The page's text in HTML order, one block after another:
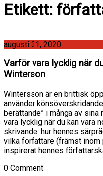
Etikett:
augusti 31, 2020
Varför vara lycklig när
Winterson
Wintersson är en brittisk
använder
berättande” i många av
vara lycklig när du kan vara
skrivande: hur hennes
vilka författare (främst
inspirerat hennes
0 Comment